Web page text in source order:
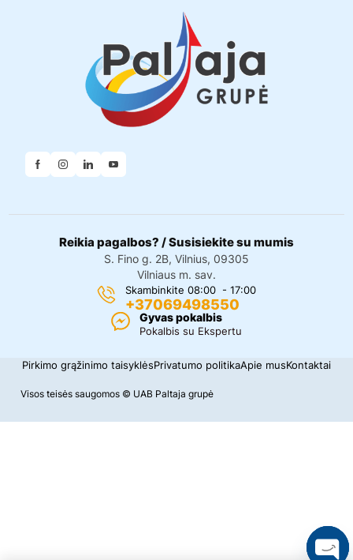
Reikia pagalbos? / Susisiekite su mumis
S. Fino g. 2B, Vilnius, 09305
Vilniaus m. sav.
Skambinkite 08:00 - 17:00
+37069498550
Gyvas pokalbis
Pokalbis su Ekspertu
Visos teisės saugomos © UAB Paltaja grupė
Pirkimo grąžinimo taisyklėsPrivatumo politikaApie musKontaktai